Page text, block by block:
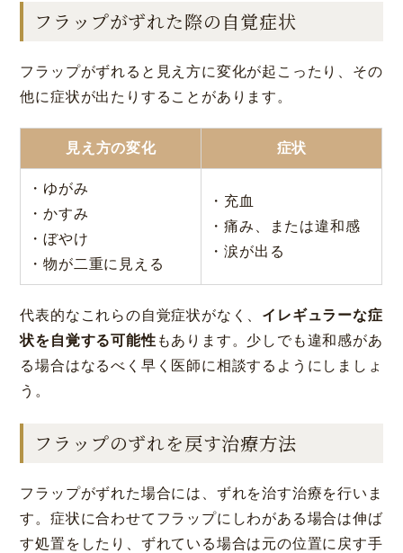
フラップがずれた際の自覚症状
フラップがずれると見え方に変化が起こったり、その
他に症状が出たりすることがあります。
見え方の変化 症状
・ゆがみ
・かすみ
・ぼやけ
・物が二重に見える
・充血
・痛み、または違和感
・涙が出る
代表的なこれらの自覚症状がなく、 イレギュラーな症
状を自覚する可能性 もあります。少しでも違和感があ
る場合はなるべく早く医師に相談するようにしましょ
う。
フラップのずれを戻す治療方法
フラップがずれた場合には、ずれを治す治療を行いま
す。症状に合わせてフラップにしわがある場合は伸ば
す処置をしたり、ずれている場合は元の位置に戻す手